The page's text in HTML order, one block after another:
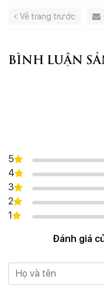
Về trang trước
BÌNH LUẬN
5
4
3
2
1
Đánh giá